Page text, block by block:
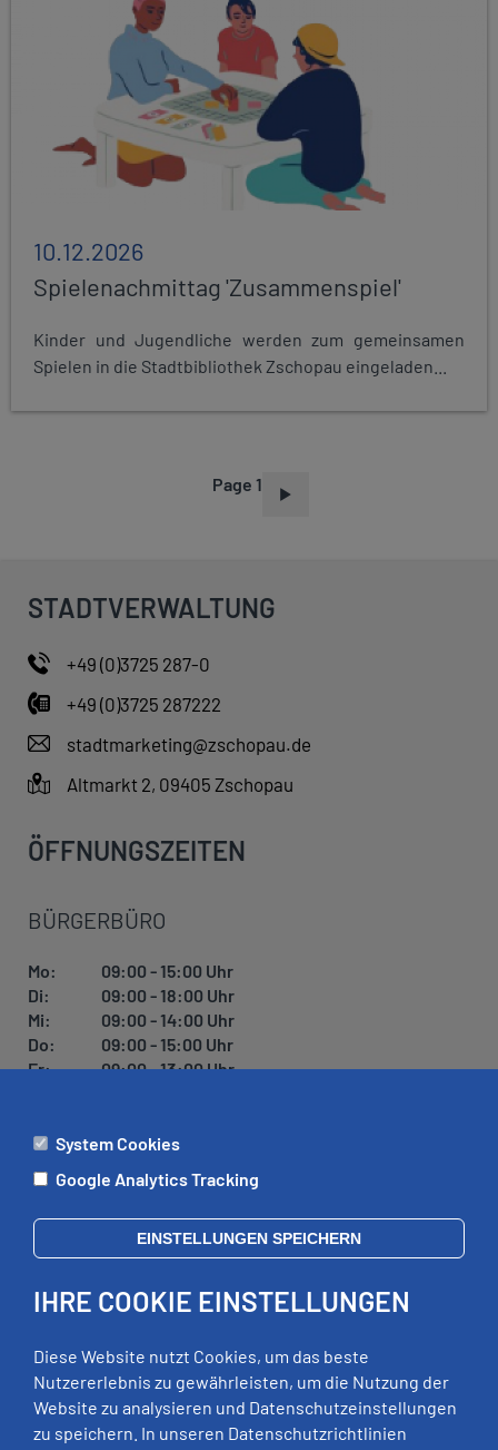
10.12.2026
Spielenachmittag 'Zusammenspiel'
Kinder und Jugendliche werden zum gemeinsamen
Spielen in die Stadtbibliothek Zschopau eingeladen...
Page 1
STADTVERWALTUNG
+49 (0)3725 287-0
+49 (0)3725 287222
stadtmarketing@zschopau.de
Altmarkt 2, 09405 Zschopau
ÖFFNUNGSZEITEN
BÜRGERBÜRO
Mo:
09:00 - 15:00 Uhr
Di:
09:00 - 18:00 Uhr
Mi:
09:00 - 14:00 Uhr
Do:
09:00 - 15:00 Uhr
Fr:
09:00 - 13:00 Uhr
ÄMTER
Di:
09:00 - 12:00 Uhr, 13:00 - 18:00 Uhr
Mi:
geschlossen
Fr:
09:00 - 12:00 Uhr
RECHTLICHES
System Cookies
Google Analytics Tracking
EINSTELLUNGEN SPEICHERN
IHRE COOKIE EINSTELLUNGEN
Diese Website nutzt Cookies, um das beste
Nutzererlebnis zu gewährleisten, um die Nutzung der
Website zu analysieren und Datenschutzeinstellungen
zu speichern. In unseren Datenschutzrichtlinien